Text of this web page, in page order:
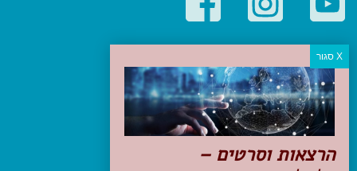
קטגוריות פופולריות
יעדים
טיולים בישראל
מלונות בוטיק בישראל
טיפים והמלצות
הכנות לנסיעה
הרצאות וסרטים –